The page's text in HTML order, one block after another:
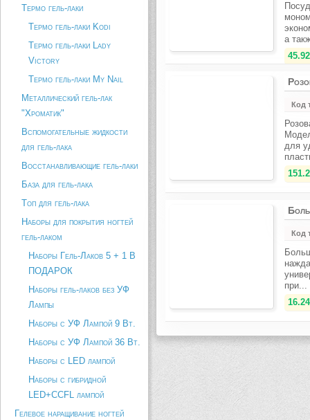
Термо гель-лаки
Термо гель-лаки Kodi
Термо гель-лаки Lady
Victory
Термо гель-лаки My Nail
Металлический гель-лак
"Хроматик"
Вспомогательные жидкости
для гель-лака
Восстанавливающие гель-лаки
База для гель-лака
Топ для гель-лака
Наборы для покрытия ногтей
гель-лаком
Наборы Гель-Лаков 5 + 1 В
ПОДАРОК
Наборы гель-лаков без УФ
Лампы
Наборы с УФ Лампой 9 Вт.
Наборы с УФ Лампой 36 Вт.
Наборы с LED лампой
Наборы с гибридной
LED+CCFL лампой
Гелевое наращивание ногтей
а
Код
для
Код
при...